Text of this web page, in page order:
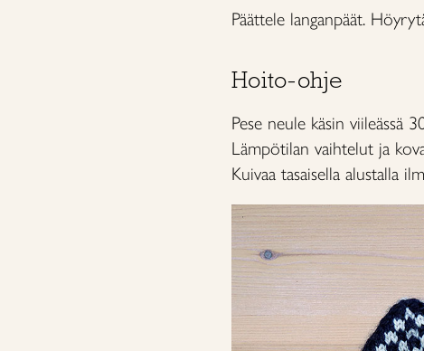
Päättele langanpäät.
Hoito-ohje
Pese neule käsin viileässä
Lämpötilan vaihtelut ja
Kuivaa tasaisella alustalla